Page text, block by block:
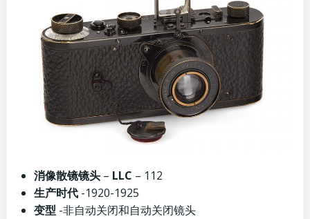
消像散镜镜头 – LLC – 112
生产时代 -1920-1925
变型 -非自动关闭和自动关闭镜头